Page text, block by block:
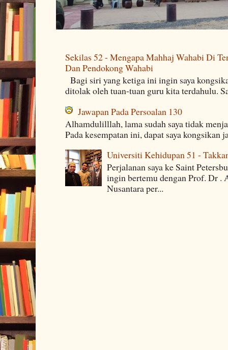
Sekilas 52 - Mengapa Mahhaj Wahabi Di
Dan Pendokong Wahabi
Bagi siri yang ketiga ini ingin saya
ditolak oleh tuan-tuan guru kita terdahulu.
Jawapan Pada Persoalan 130
Alhamdulilllah, lama sudah saya tidak
Pada kesempatan ini, dapat saya kongsikan
Universiti Kehidupan 51 -
Perjalanan saya ke Saint
ingin bertemu dengan Prof. Dr
Nusantara per...